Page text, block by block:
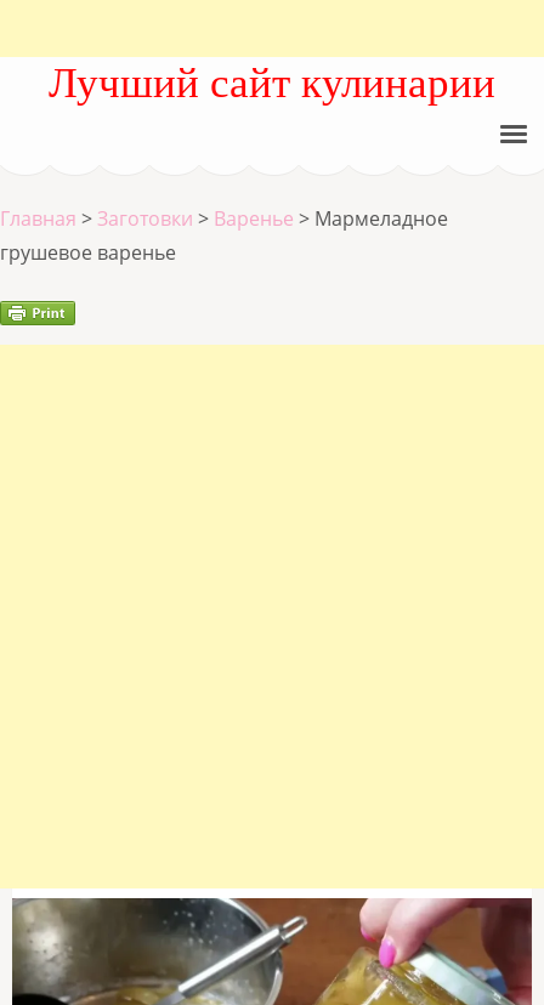
Лучший сайт кулинарии
Главная >Заготовки > Варенье > Мармеладное
грушевое варенье